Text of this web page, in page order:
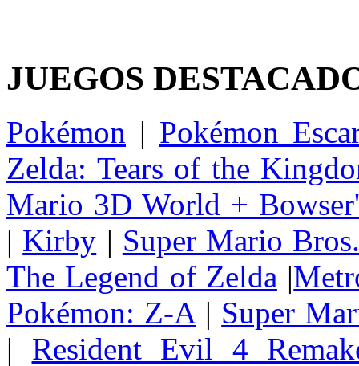
JUEGOS
Pokémon | Pokémon
Zelda: Tears of the
Mario 3D World +
| Kirby | Super Mario
The Legend of Zelda |
Pokémon: Z-A | Super
| Resident Evil 4